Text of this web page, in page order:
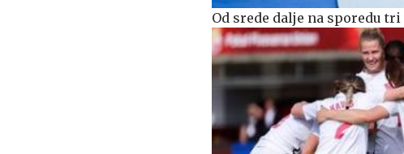
Od srede dalje na sporedu